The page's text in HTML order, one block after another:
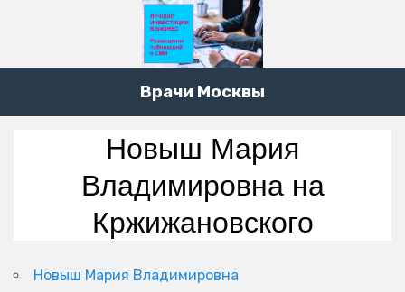
Врачи Москвы
Новыш Мария
Владимировна на
Кржижановского
Новыш Мария Владимировна